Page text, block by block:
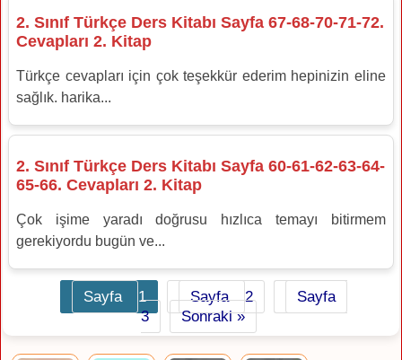
2. Sınıf Türkçe Ders Kitabı Sayfa 67-68-70-71-72.
Cevapları 2. Kitap
Türkçe cevapları için çok teşekkür ederim hepinizin eline
sağlık. harika...
2. Sınıf Türkçe Ders Kitabı Sayfa 60-61-62-63-64-
65-66. Cevapları 2. Kitap
Çok işime yaradı doğrusu hızlıca temayı bitirmem
gerekiyordu bugün ve...
Sayfa 1 Sayfa 2
Sayfa
3
Sonraki »